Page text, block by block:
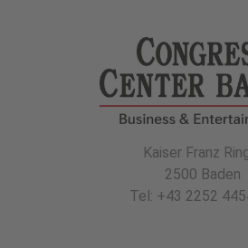
Kaiser Franz
2500 Baden
Tel: +43 2252